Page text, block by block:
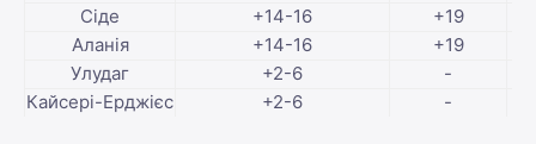
Сіде
+14-16
+19
Аланія
+14-16
+19
Улудаг
+2-6
-
Кайсері-Ерджієс
+2-6 -